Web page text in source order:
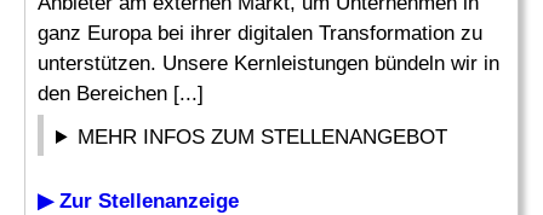
ganz Europa bei ihrer digitalen Transformation zu
unterstützen. Unsere Kernleistungen bündeln wir in
den Bereichen [...]
MEHR INFOS ZUM STELLENANGEBOT
▶ Zur Stellenanzeige